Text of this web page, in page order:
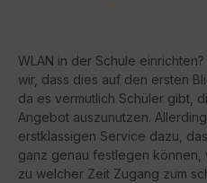
WLAN in der Schule
wir, dass dies auf den ersten
da es vermutlich Schüler gibt,
Angebot auszunutzen.
erstklassigen Service dazu,
ganz genau festlegen können,
zu welcher Zeit Zugang zum